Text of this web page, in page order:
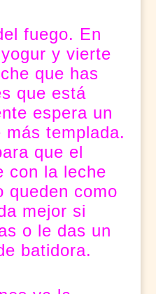
fuego. En
y vierte
que has
que está
espera un
templada.
que el
con la leche
queden como
mejor si
o le das un
batidora.